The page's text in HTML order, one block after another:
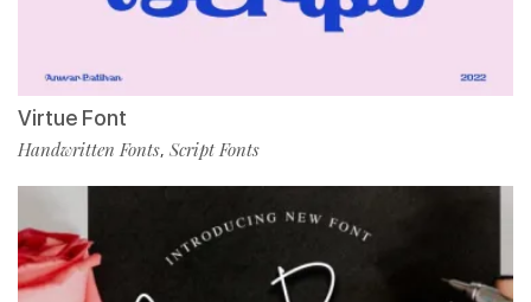
Virtue Font
Handwritten Fonts, Script Fonts